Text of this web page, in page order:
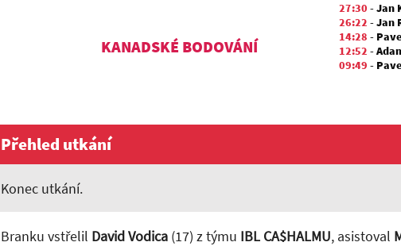
KANADSKÉ BODOVÁNÍ
27:30 -Jan
26:22 -Jan
14:28 -
12:52 -
09:49 -
Přehled utkání
Konec utkání.
Branku vstřelil David Vodica(17) z týmu IBL CA$HALMU, asistoval